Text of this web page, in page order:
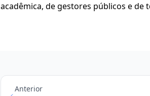
acadêmica, de gestores públicos e de
Anterior